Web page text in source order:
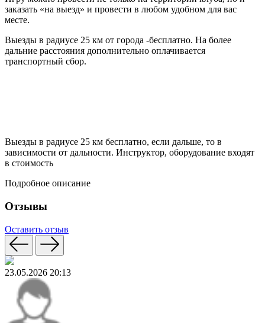
заказать «на выезд» и провести в любом удобном для вас
месте.
Выезды в радиусе 25 км от города -бесплатно. На более
дальние расстояния дополнительно оплачивается
транспортный сбор.
Выезды в радиусе 25 км бесплатно, если дальше, то в
зависимости от дальности. Инструктор, оборудование входят
в стоимость
Подробное описание
Отзывы
Оставить отзыв
23.05.2026 20:13